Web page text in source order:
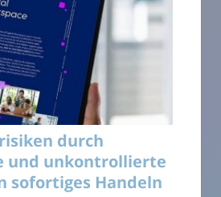
durch
und unkontrollierte
sofortiges Handeln